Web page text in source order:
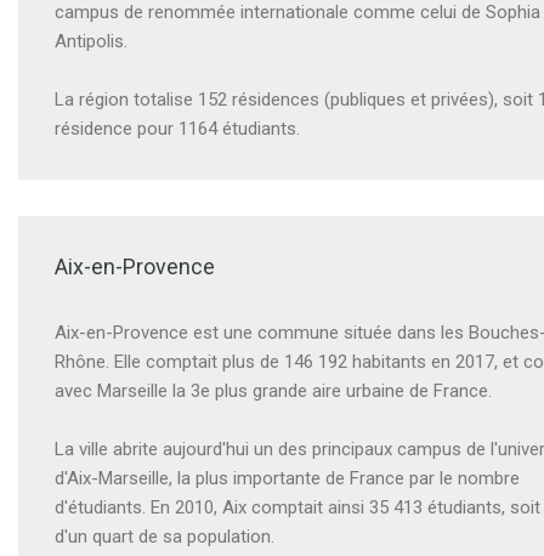
campus de renommée internationale comme celui de Sophia
Antipolis.
La région totalise 152 résidences (publiques et privées), soit
résidence pour 1164 étudiants.
Aix-en-Provence
Aix-en-Provence est une commune située dans les
Rhône. Elle comptait plus de 146 192 habitants en 2017, et
avec Marseille la 3e plus grande aire urbaine de France.
La ville abrite aujourd'hui un des principaux campus de
d'Aix-Marseille, la plus importante de France par le nombre
d'étudiants. En 2010, Aix comptait ainsi 35 413 étudiants,
d'un quart de sa population.